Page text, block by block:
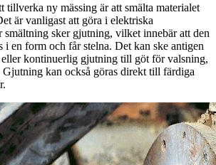
tillverka ny mässing är att smälta materialet
är vanligast att göra i elektriska
smältning sker gjutning, vilket innebär att den
i en form och får stelna. Det kan ske antigen
kontinuerlig gjutning till göt för valsning,
Gjutning kan också göras direkt till färdiga